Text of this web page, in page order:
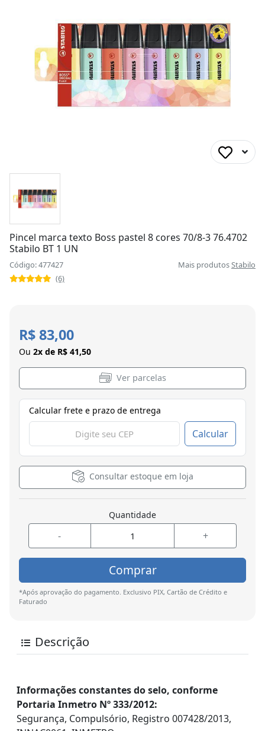
Pincel marca texto Boss pastel 8 cores 70/8-3 76.4702
Stabilo BT 1 UN
Código: 477427 Mais produtosStabilo
(6)
R$ 83,00
Ou 2x de R$ 41,50
Ver parcelas
Calcular frete e prazo de entrega
Calcular
Consultar estoque em loja
Quantidade
- +
Comprar
*Após aprovação do pagamento. Exclusivo PIX, Cartão de Crédito e
Faturado
Descrição
Informações constantes do selo, conforme
Portaria Inmetro Nº 333/2012:
Segurança, Compulsório, Registro 007428/2013,